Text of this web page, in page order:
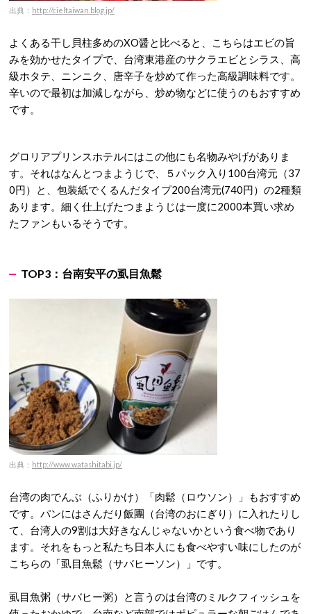
出典： http://cieltaiwan.blog.jp/
よくある干し貝柱多めのXO醤と比べると、こちらはエビの旨
みを効かせたタイプで、台湾東港産のサクラエビとシラス、高
級ホタテ、ニンニク、唐辛子を炒めて作った高級調味料です。
辛いので最初は加減しながら、炒め物などに使うのもおすすめ
です。
グロリアプリンスホテルにはこの他にも名物みやげがありま
す。それはなんとつまようじで、５パック入り100台湾元（37
0円）と、包装紙でくるんだタイプ200台湾元(740円）の2種類
あります。細く仕上げたつまようじは一度に2000本買い求め
たファンもいるそうです。
TOP3： 台南安平の虱目魚鬆
出典： http://www.watashitabi.jp/
台湾の肉でんぶ（ふりかけ）「肉鬆（ロウソン）」もおすすめ
です。パンにはさんだり飯團（台湾のおにぎり）に入れたりし
て、台湾人の9割は大好きなんじゃないかという食べ物であり
ます。それをもっと私たち日本人にも食べやすい味にしたのが
こちらの「虱目魚鬆（サバヒーソン）」です。
虱目魚粥（サバヒー粥）と言うのは台湾のミルクフィッシュを